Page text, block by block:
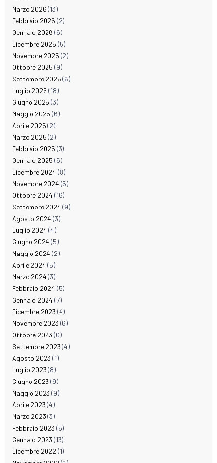
Marzo 2026 (13)
Febbraio 2026 (2)
Gennaio 2026 (6)
Dicembre 2025 (5)
Novembre 2025 (2)
Ottobre 2025 (9)
Settembre 2025 (6)
Luglio 2025 (18)
Giugno 2025 (3)
Maggio 2025 (6)
Aprile 2025 (2)
Marzo 2025 (2)
Febbraio 2025 (3)
Gennaio 2025 (5)
Dicembre 2024 (8)
Novembre 2024 (5)
Ottobre 2024 (16)
Settembre 2024 (9)
Agosto 2024 (3)
Luglio 2024 (4)
Giugno 2024 (5)
Maggio 2024 (2)
Aprile 2024 (5)
Marzo 2024 (3)
Febbraio 2024 (5)
Gennaio 2024 (7)
Dicembre 2023 (4)
Novembre 2023 (6)
Ottobre 2023 (6)
Settembre 2023 (4)
Agosto 2023 (1)
Luglio 2023 (8)
Giugno 2023 (9)
Maggio 2023 (9)
Aprile 2023 (4)
Marzo 2023 (3)
Febbraio 2023 (5)
Gennaio 2023 (13)
Dicembre 2022 (1)